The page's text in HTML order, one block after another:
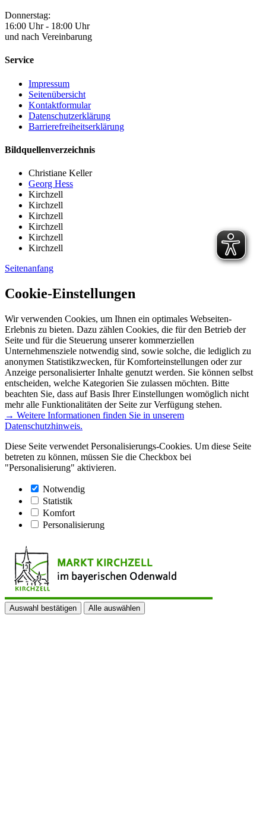
Donnerstag:
16:00 Uhr - 18:00 Uhr
und nach Vereinbarung
Service
Impressum
Seitenübersicht
Kontaktformular
Datenschutzerklärung
Barrierefreiheitserklärung
Bildquellenverzeichnis
Christiane Keller
Georg Hess
Kirchzell
Kirchzell
Kirchzell
Kirchzell
Kirchzell
Kirchzell
Seitenanfang
Cookie-Einstellungen
Wir verwenden Cookies, um Ihnen ein optimales Webseiten-
Erlebnis zu bieten. Dazu zählen Cookies, die für den Betrieb der
Seite und für die Steuerung unserer kommerziellen
Unternehmensziele notwendig sind, sowie solche, die lediglich zu
anonymen Statistikzwecken, für Komforteinstellungen oder zur
Anzeige personalisierter Inhalte genutzt werden. Sie können selbst
entscheiden, welche Kategorien Sie zulassen möchten. Bitte
beachten Sie, dass auf Basis Ihrer Einstellungen womöglich nicht
mehr alle Funktionalitäten der Seite zur Verfügung stehen.
→ Weitere Informationen finden Sie in unserem
Datenschutzhinweis.
Diese Seite verwendet Personalisierungs-Cookies. Um diese Seite
betreten zu können, müssen Sie die Checkbox bei
"Personalisierung" aktivieren.
Notwendig
Statistik
Komfort
Personalisierung
Auswahl bestätigen Alle auswählen